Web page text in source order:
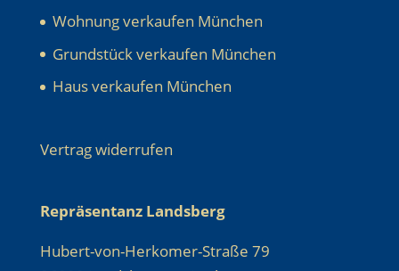
Wohnung verkaufen München
Grundstück verkaufen München
Haus verkaufen München
Vertrag widerrufen
Repräsentanz Landsberg
Hubert-von-Herkomer-Straße 79